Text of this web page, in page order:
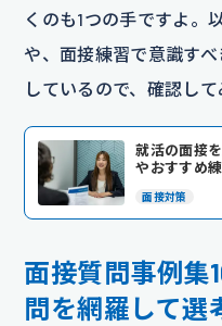
くのも1つの手ですよ。
や、面接練習で意識す
しているので、確認して
就活の面接
やおすすめ
面接対策
面接質問事例集
問を網羅して選